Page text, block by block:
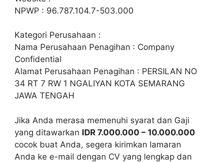
NPWP : 96.787.104.7-503.000
Kategori Perusahaan :
Nama Perusahaan Penagihan : Company
Confidential
Alamat Perusahaan Penagihan : PERSILAN NO
34 RT 7 RW 1 NGALIYAN KOTA SEMARANG
JAWA TENGAH
Jika Anda merasa memenuhi syarat dan Gaji
yang ditawarkan IDR 7.000.000 – 10.000.000
cocok buat Anda, segera kirimkan lamaran
Anda ke e-mail dengan CV yang lengkap dan